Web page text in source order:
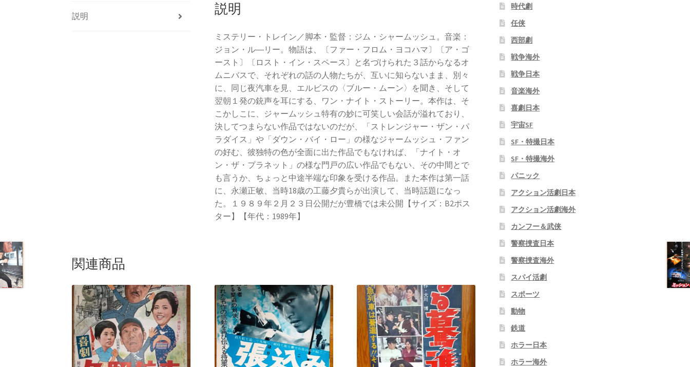
説明 説明
ミステリー・トレイン／脚本・監督：ジム・シャームッシュ。音楽：
ジョン・ル―リー。物語は、〔ファー・フロム・ヨコハマ〕〔ア・ゴ
ースト〕〔ロスト・イン・スペース〕と名づけられた３話からなるオ
ムニバスで、それぞれの話の人物たちが、互いに知らないまま、別々
に、同じ夜汽車を見、エルビスの〈ブルー・ムーン〉を聞き、そして
翌朝１発の銃声を耳にする、ワン・ナイト・ストーリー。本作は、そ
こかしこに、ジャームッシュ特有の妙に可笑しい会話が溢れており、
決してつまらない作品ではないのだが、「ストレンジャー・ザン・パ
ラダイス」や「ダウン・バイ・ロー」の様なジャームッシュ・ファン
の好む、彼独特の色が全面に出た作品でもなければ、「ナイト・オ
ン・ザ・プラネット」の様な門戸の広い作品でもない、その中間とで
も言うか、ちょっと中途半端な印象を受ける作品。また本作は第一話
に、永瀬正敏、当時18歳の工藤夕貴らが出演して、当時話題になっ
た。１９８９年２月２３日公開だが豊橋では未公開【サイズ：B2ポス
ター】【年代：1989年】
関連商品
時代劇
任侠
西部劇
戦争海外
戦争日本
音楽海外
喜劇日本
宇宙SF
SF・特撮日本
SF・特撮海外
パニック
アクション活劇日本
アクション活劇海外
カンフー＆武侠
警察捜査日本
警察捜査海外
スパイ活劇
スポーツ
動物
鉄道
ホラー日本
ホラー海外